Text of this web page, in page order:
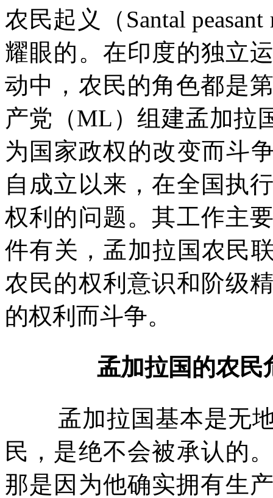
农民起义（ Santal
耀眼的。在印度的独立
动中，农民的角色都是
产党（ML ）组建孟加拉
为国家政权的改变而斗
自成立以来，在全国执
权利的问题。其工作主
件有关，孟加拉国农民
农民的权利意识和阶级
的权利而斗争。
孟加拉国的农民
孟加拉国基本是无
民，是绝不会被承认的
那是因为他确实拥有生